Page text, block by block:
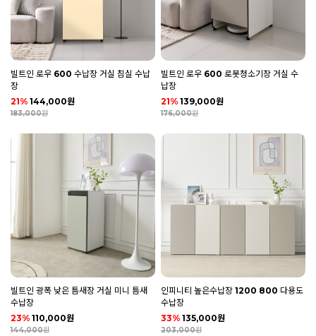
빌트인 로우 600 수납장 거실 침실 수납
장
21% 144,000원
183,000원
빌트인 로우 600 로봇청소기장 거실 수
납장
21% 139,000원
176,000원
빌트인 광폭 낮은 틈새장 거실 미니 틈새
수납장
23% 110,000원
144,000원
인피니티 높은수납장 1200 800 다용도
수납장
33% 135,000원
203,000원